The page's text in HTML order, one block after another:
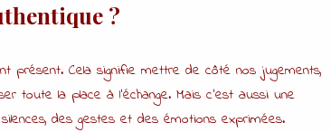
?
présent. Cela signifie mettre de côté nos jugements,
toute la place à l’échange. Mais c’est aussi une
des gestes et des émotions exprimées.